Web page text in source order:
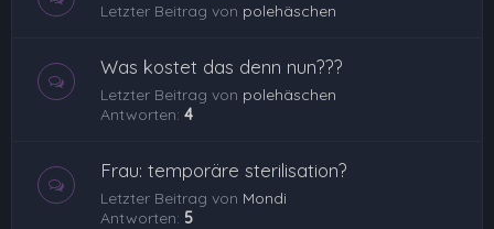
Letzter Beitrag von polehäschen
Was kostet das denn nun???
Letzter Beitrag von polehäschen
Antworten: 4
Frau: temporäre sterilisation?
Letzter Beitrag von Mondi
Antworten: 5